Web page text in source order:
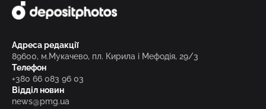
Адреса редакції
89600, м.Мукачево, пл. Кирила і Мефодія, 29/3
Телефон
+380 66 083 96 03
Відділ новин
news@pmg.ua